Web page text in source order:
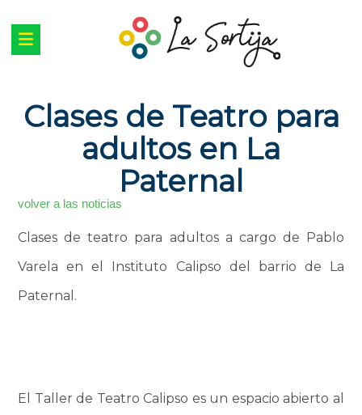
Clases de Teatro para
adultos en La
Paternal
volver a las noticias
Clases de teatro para adultos a cargo de Pablo
Varela en el Instituto Calipso del barrio de La
Paternal.
El Taller de Teatro Calipso es un espacio abierto al